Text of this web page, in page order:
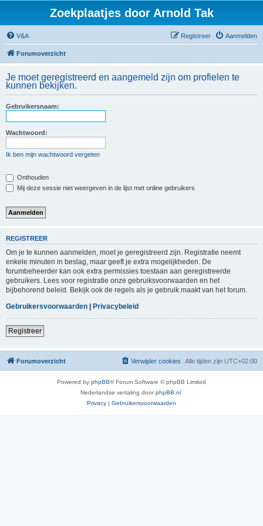
Zoekplaatjes door Arnold Tak
V&A Aanmelden
Registreer
Forumoverzicht
Je moet geregistreerd en aangemeld zijn om profielen te
kunnen bekijken.
Gebruikersnaam:
Wachtwoord:
Ik ben mijn wachtwoord vergeten
Onthouden
Mij deze sessie niet weergeven in de lijst met online gebruikers
REGISTREER
Om je te kunnen aanmelden, moet je geregistreerd zijn. Registratie neemt
enkele minuten in beslag, maar geeft je extra mogelijkheden. De
forumbeheerder kan ook extra permissies toestaan aan geregistreerde
gebruikers. Lees voor registratie onze gebruiksvoorwaarden en het
bijbehorend beleid. Bekijk ook de regels als je gebruik maakt van het forum.
Gebruikersvoorwaarden | Privacybeleid
Registreer
Forumoverzicht Alle tijden zijn UTC+02:00
Verwijder cookies
Powered by phpBB® Forum Software © phpBB Limited
Nederlandse vertaling doorphpBB.nl
Privacy | Gebruikersvoorwaarden